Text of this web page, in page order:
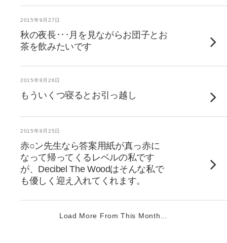
2015年9月27日
秋の夜長･･･月を見ながらお団子とお
茶を飲みたいです
2015年9月26日
もういくつ寝るとお引っ越し
2015年9月25日
赤○ン先生なら答案用紙が真っ赤に
なって帰ってくるレベルの私です
が、Decibel The Woodはそんな私で
も優しく迎え入れてくれます。
Load More From This Month…